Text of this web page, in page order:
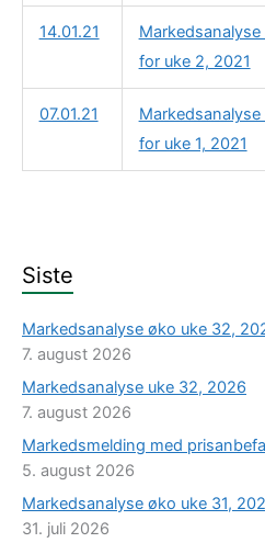
14.01.21
for uke 2, 2021
07.01.21
for uke 1, 2021
Siste
Markedsanalyse øko uke 32,
7. august 2026
Markedsanalyse uke 32, 2026
7. august 2026
Markedsmelding med
5. august 2026
Markedsanalyse øko uke 31,
31. juli 2026